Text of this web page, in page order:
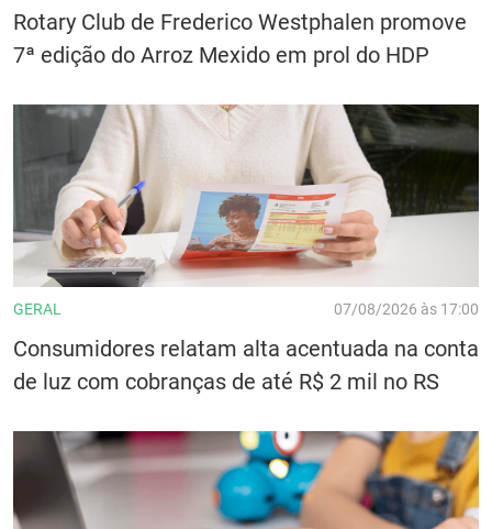
Rotary Club de Frederico Westphalen promove
7ª edição do Arroz Mexido em prol do HDP
GERAL 07/08/2026 às 17:00
Consumidores relatam alta acentuada na conta
de luz com cobranças de até R$ 2 mil no RS